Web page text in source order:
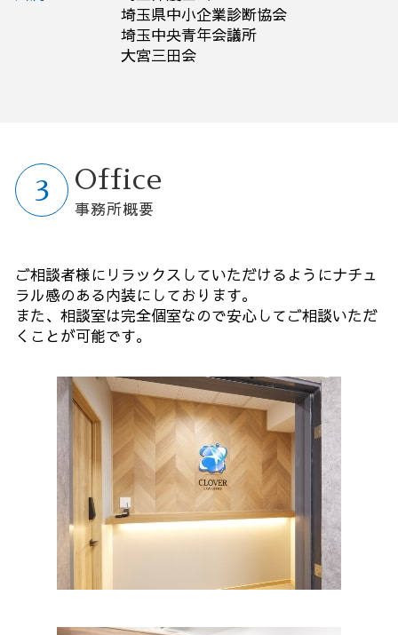
埼玉県中小企業診断協会
埼玉中央青年会議所
大宮三田会
Office
事務所概要
ご相談者様にリラックスしていただけるようにナチュ
ラル感のある内装にしております。
また、相談室は完全個室なので安心してご相談いただ
くことが可能です。